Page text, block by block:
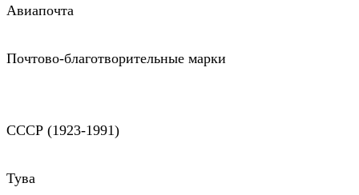
Авиапочта
Почтово-благотворительные марки
СССР (1923-1991)
Тува